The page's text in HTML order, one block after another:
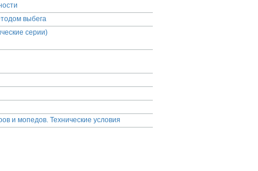
выбега
серии)
и мопедов. Технические условия